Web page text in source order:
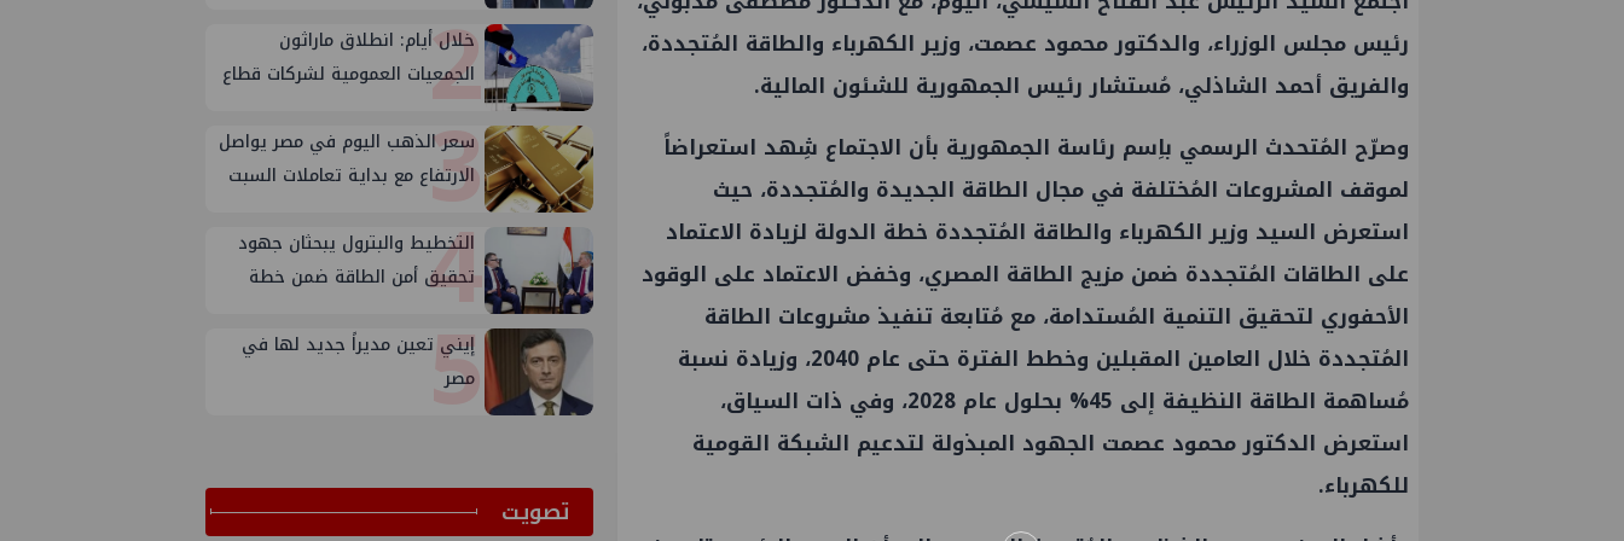
رئيس مجلس الوزراء، والدكتور محمود عصمت، وزير الكهرباء والطاقة المُتجددة،
والفريق أحمد الشاذلي، مُستشار رئيس الجمهورية للشئون المالية.
وصرّح المُتحدث الرسمي باِسم رئاسة الجمهورية بأن الاجتماع شِهد استعراضاً
لموقف المشروعات المُختلفة في مجال الطاقة الجديدة والمُتجددة، حيث
استعرض السيد وزير الكهرباء والطاقة المُتجددة خطة الدولة لزيادة الاعتماد
على الطاقات المُتجددة ضمن مزيج الطاقة المصري، وخفض الاعتماد على الوقود
الأحفوري لتحقيق التنمية المُستدامة، مع مُتابعة تنفيذ مشروعات الطاقة
المُتجددة خلال العامين المقبلين وخطط الفترة حتى عام 2040، وزيادة نسبة
مُساهمة الطاقة النظيفة إلى 45% بحلول عام 2028، وفي ذات السياق،
استعرض الدكتور محمود عصمت الجهود المبذولة لتدعيم الشبكة القومية
للكهرباء.
2
خلال أيام: انطلاق ماراثون
الجمعيات العمومية لشركات قطاع
3
سعر الذهب اليوم في مصر يواصل
الارتفاع مع بداية تعاملات السبت
4
التخطيط والبترول يبحثان جهود
تحقيق أمن الطاقة ضمن خطة
للعام المالي ٢٠٢٧/٢٠٢٦
5
إيني تعين مديراً جديد لها في
مصر
ﺗﺼﻮﻳﺖ